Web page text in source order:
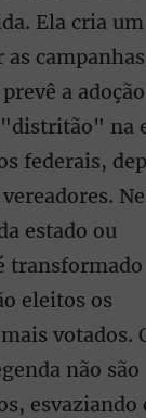
Ela cria
as campanhas
a
na
federais,
estado ou
eleitos os
votados.
não são
esvaziando